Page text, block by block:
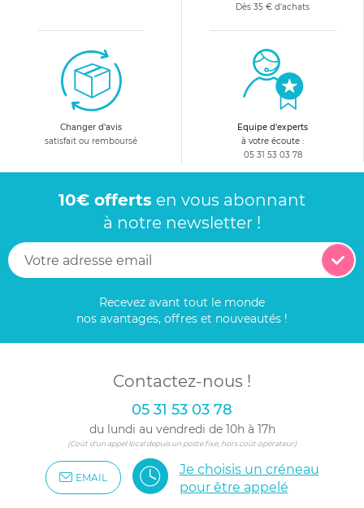
Dès 35 € d'achats
Changer d'avis
satisfait ou remboursé
Equipe d'experts
à votre écoute :
05 31 53 03 78
10€ offerts en vous abonnant
à notre newsletter !
Recevez avant tout le monde
nos avantages, offres et nouveautés !
Contactez-nous !
05 31 53 03 78
du lundi au vendredi de 10h à 17h
(Coût d'un appel local depuis un poste fixe, hors coût opérateur)
EMAIL
Je choisis un créneau
pour être appelé